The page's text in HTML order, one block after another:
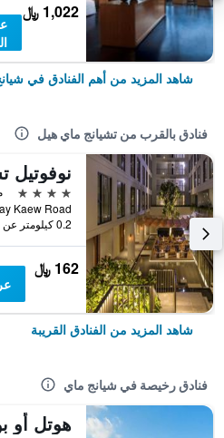
1,022 ﷼
شاهد المزيد من أهم الفنادق في
فنادق بالقرب من تشيانج ماي هيل
4 نجوم
0.2 كيلومتر عن وسط المدينة
162 ﷼
شاهد المزيد من الفنادق القريبة
فنادق رخيصة في شيانج ماي